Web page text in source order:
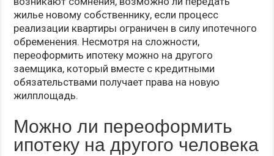
жилье новому собственнику, если процесс
реализации квартиры ограничен в силу ипотечного
обременения. Несмотря на сложности,
переоформить ипотеку можно на другого
заемщика, который вместе с кредитными
обязательствами получает права на новую
жилплощадь.
Можно ли переоформить
ипотеку на другого человека